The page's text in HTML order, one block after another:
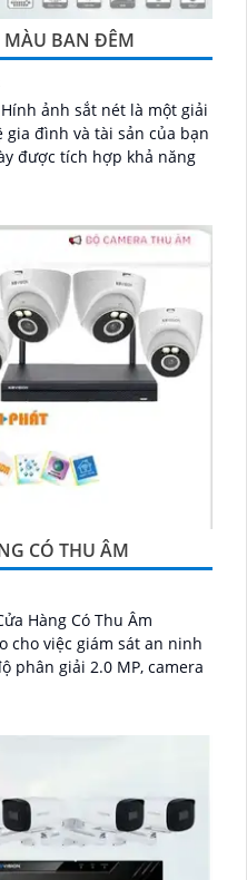
MÀU BAN ĐÊM
ảnh sắt nét là một giải
gia đình và tài sản của bạn
CÓ THU ÂM
Hàng Có Thu Âm
cho việc giám sát an ninh